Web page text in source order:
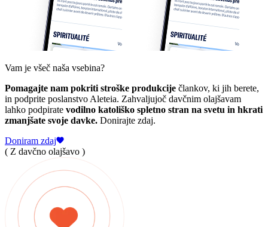
Vam je všeč naša vsebina?
Pomagajte nam pokriti stroške produkcije člankov, ki jih berete,
in podprite poslanstvo Aleteia. Zahvaljujoč davčnim olajšavam
lahko podpirate vodilno katoliško spletno stran na svetu in hkrati
zmanjšate svoje davke. Donirajte zdaj.
Doniram zdaj
( Z davčno olajšavo )